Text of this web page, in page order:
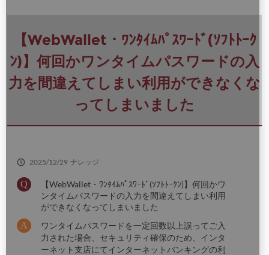
だ
さ
い
【WebWallet・ﾜﾝﾀｲﾑﾊﾟｽﾜｰﾄﾞ(ｿﾌﾄﾄｰｸ
ﾝ)】何回かワンタイムパスワードの入
力を間違えてしまい利用ができなくな
ってしまいました
2025/12/29 ナレッジ
【WebWallet・ﾜﾝﾀｲﾑﾊﾟｽﾜｰﾄﾞ(ｿﾌﾄﾄｰｸﾝ)】何回かワ
ンタイムパスワードの入力を間違えてしまい利用
ができなくなってしまいました
ワンタイムパスワードを一定回数以上誤ってご入
力された場合、セキュリティ確保のため、インタ
ーネット支店にてインターネットバンキングの利